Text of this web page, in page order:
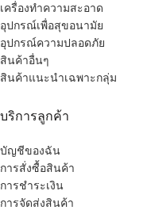
เครื่องทำความสะอาด
อุปกรณ์เพื่อสุขอนามัย
อุปกรณ์ความปลอดภัย
สินค้าอื่นๆ
สินค้าแนะนำเฉพาะกลุ่ม
บริการลูกค้า
บัญชีของฉัน
การสั่งซื้อสินค้า
การชำระเงิน
การจัดส่งสินค้า